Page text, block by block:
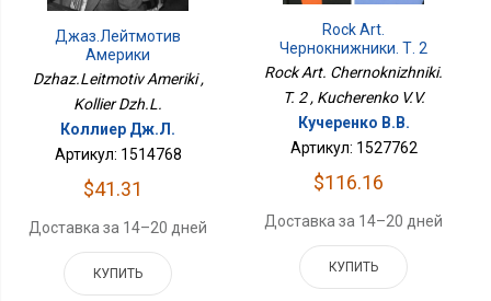
Джаз.Лейтмотив
Америки
Dzhaz.Leitmotiv Ameriki ,
Kollier Dzh.L.
Коллиер Дж.Л.
Артикул: 1514768
$41.31
Доставка за 14–20 дней
КУПИТЬ
Rock Art.
Чернокнижники. Т. 2
Rock Art. Chernoknizhniki.
T. 2 , Kucherenko V.V.
Кучеренко В.В.
Артикул: 1527762
$116.16
Доставка за 14–20 дней
КУПИТЬ